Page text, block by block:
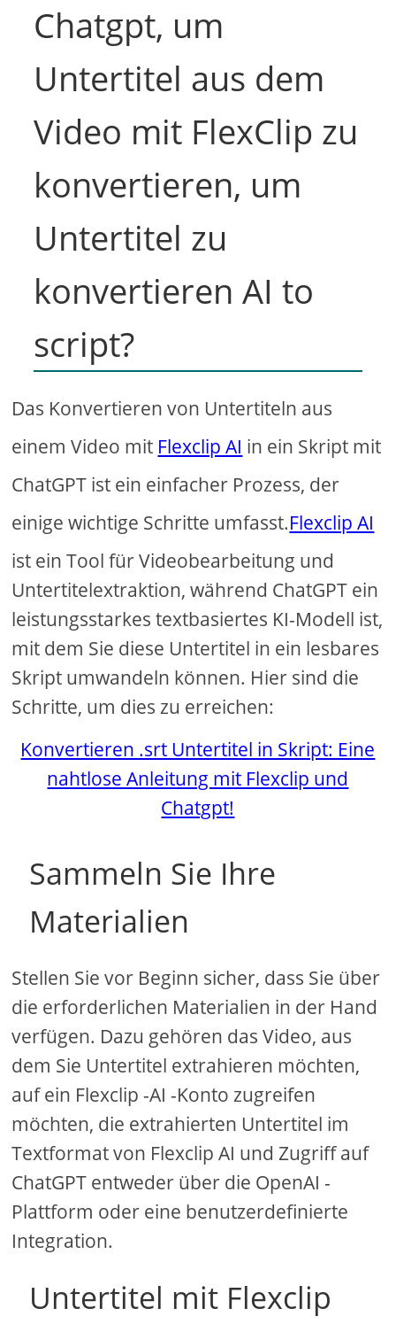
Chatgpt, um
Untertitel aus dem
Video mit FlexClip zu
konvertieren, um
Untertitel zu
konvertieren AI to
script?
Das Konvertieren von Untertiteln aus
einem Video mit Flexclip AI in ein Skript mit
ChatGPT ist ein einfacher Prozess, der
einige wichtige Schritte umfasst.Flexclip AI
ist ein Tool für Videobearbeitung und
Untertitelextraktion, während ChatGPT ein
leistungsstarkes textbasiertes KI-Modell ist,
mit dem Sie diese Untertitel in ein lesbares
Skript umwandeln können. Hier sind die
Schritte, um dies zu erreichen:
Konvertieren .srt Untertitel in Skript: Eine
nahtlose Anleitung mit Flexclip und
Chatgpt!
Sammeln Sie Ihre
Materialien
Stellen Sie vor Beginn sicher, dass Sie über
die erforderlichen Materialien in der Hand
verfügen. Dazu gehören das Video, aus
dem Sie Untertitel extrahieren möchten,
auf ein Flexclip -AI -Konto zugreifen
möchten, die extrahierten Untertitel im
Textformat von Flexclip AI und Zugriff auf
ChatGPT entweder über die OpenAI -
Plattform oder eine benutzerdefinierte
Integration.
Untertitel mit Flexclip